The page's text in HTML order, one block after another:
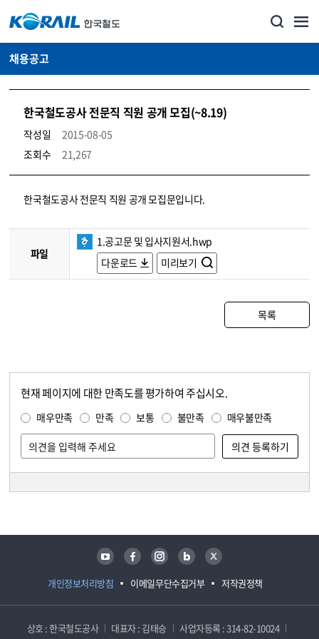
채용공고
한국철도공사 전문직 직원 공개 모집(~8.19)
작성일
2015-08-05
조회수
21,267
코레일소개_경영공시_채용공고 상세보기 – 내용, 파일, 담당자 연락처로 구성
한국철도공사 전문직 직원 공개 모집문입니다.
파일
1.공고문 및 입사지원서.hwp
다운로드
미리보기
목록
현재 페이지에 대한 만족도를 평가하여 주십시오.
매우만족 만족 보통 불만족 매우불만족
개인정보처리방침 이메일무단수집거부 저작권정책
유튜브 페이스북 인스타그램 블로그 트위터
상호 : 한국철도공사 대표자 : 김태승
사업자등록 : 314-82-10024